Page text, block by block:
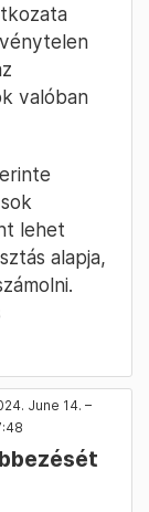
valóban
lehet
alapja,
June 14. –